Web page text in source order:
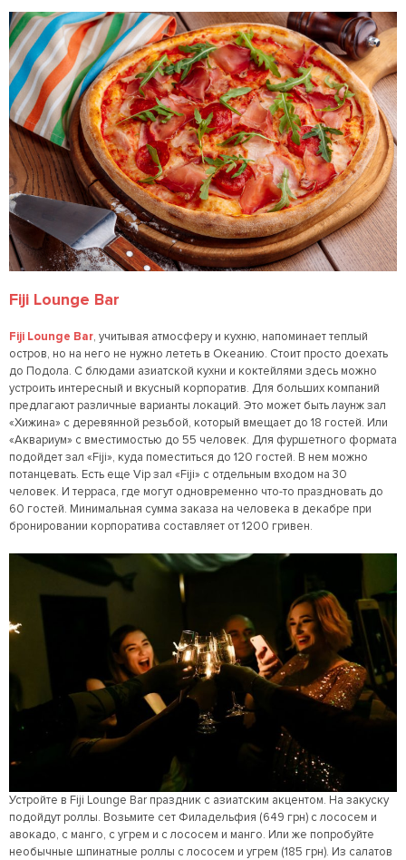
Fiji Lounge Bar
Fiji Lounge Bar, учитывая атмосферу и кухню, напоминает теплый
остров, но на него не нужно лететь в Океанию. Стоит просто доехать
до Подола. С блюдами азиатской кухни и коктейлями здесь можно
устроить интересный и вкусный корпоратив. Для больших компаний
предлагают различные варианты локаций. Это может быть лаунж зал
«Хижина» с деревянной резьбой, который вмещает до 18 гостей. Или
«Аквариум» с вместимостью до 55 человек. Для фуршетного формата
подойдет зал «Fiji», куда поместиться до 120 гостей. В нем можно
потанцевать. Есть еще Vip зал «Fiji» с отдельным входом на 30
человек. И терраса, где могут одновременно что-то праздновать до
60 гостей. Минимальная сумма заказа на человека в декабре при
бронировании корпоратива составляет от 1200 гривен.
Устройте в Fiji Lounge Bar праздник с азиатским акцентом. На закуску
подойдут роллы. Возьмите сет Филадельфия (649 грн) с лососем и
авокадо, с манго, с угрем и с лососем и манго. Или же попробуйте
необычные шпинатные роллы с лососем и угрем (185 грн). Из салатов